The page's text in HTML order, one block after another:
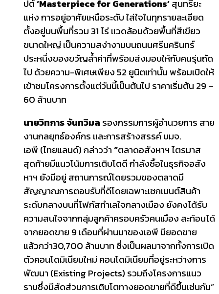
ปต์‘Masterpiece for Generations’สุนทรียะ
แห่ง การอยู่อาศัยเหนือระดับ ใส่ใจในทุกรายละเอียด
ตั้งอยู่บนพื้นที่รวม 31 ไร่ แวดล้อมด้วยพื้นที่สีเขียว
ขนาดใหญ่ เป็นความสง่างามบนถนนศรีนครินทร์
ประหนึ่งของขวัญล้ำค่าที่พร้อมส่งมอบให้กับคนรุ่นถัด
ไป ด้วยความ-พิเศษเพียง 52 ยูนิตเท่านั้น พร้อมเปิดให้
เข้าชมโครงการตั้งแต่วันนี้เป็นต้นไป ราคาเริ่มต้น 29 –
60 ล้านบาท
นายวิทการ จันทวิมล รองกรรมการผู้อำนวยการ สาย
งานกลยุทธ์องค์กร และการสร้างสรรค์ บมจ.
เอพี (ไทยแลนด์) กล่าวว่า“ตลาดอสังหาฯ ไตรมาส
สุดท้ายมีแนวโน้มการเติบโตดี กำลังซื้อในธุรกิจอสัง
หาฯ ยังมีอยู่ สถานการณ์โดยรวมของตลาดมี
สัญญาณการตอบรับที่ดีโดยเฉพาะเซกเมนต์สินค้า
ระดับกลางบนที่โฟกัสทำเลใจกลางเมือง ยังคงได้รับ
ความสนใจจากกลุ่มลูกค้าครอบครัวคนเมือง สะท้อนได้
จากยอดขาย 9 เดือนที่ผ่านมาของเอพี มียอดขาย
แล้วกว่า30,700 ล้านบาท ซึ่งเป็นผลมาจากทั้งการเปิด
ตัวคอนโดมิเนียมใหม่ คอนโดมิเนียมที่อยู่ระหว่างการ
พัฒนา (Existing Projects) รวมถึงโครงการแนว
ราบซึ่งมีสัดส่วนการเติบโตทางยอดขายที่ดีขึ้นเช่นกัน”